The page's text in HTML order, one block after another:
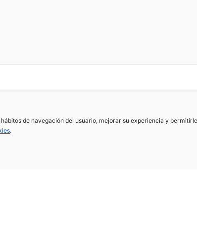
de navegación del usuario, mejorar su experiencia y
.